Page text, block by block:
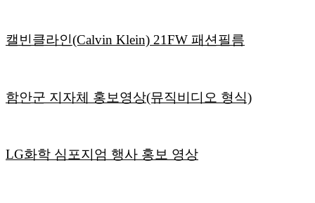
캘빈클라인(Calvin Klein) 21FW 패션필름
함안군 지자체 홍보영상(뮤직비디오 형식)
LG화학 심포지엄 행사 홍보 영상